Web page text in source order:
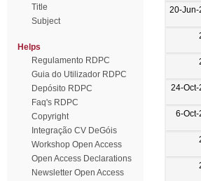
Title
Subject
Helps
Regulamento RDPC
Guia do Utilizador RDPC
Depósito RDPC
Faq's RDPC
Copyright
Integração CV DeGóis
Workshop Open Access
Open Access Declarations
Newsletter Open Access
20-Jun-
24-
6-